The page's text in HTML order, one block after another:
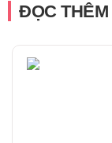
ĐỌC THÊM